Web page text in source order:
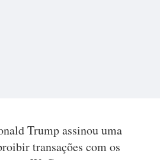
Trump assinou uma
transações com os